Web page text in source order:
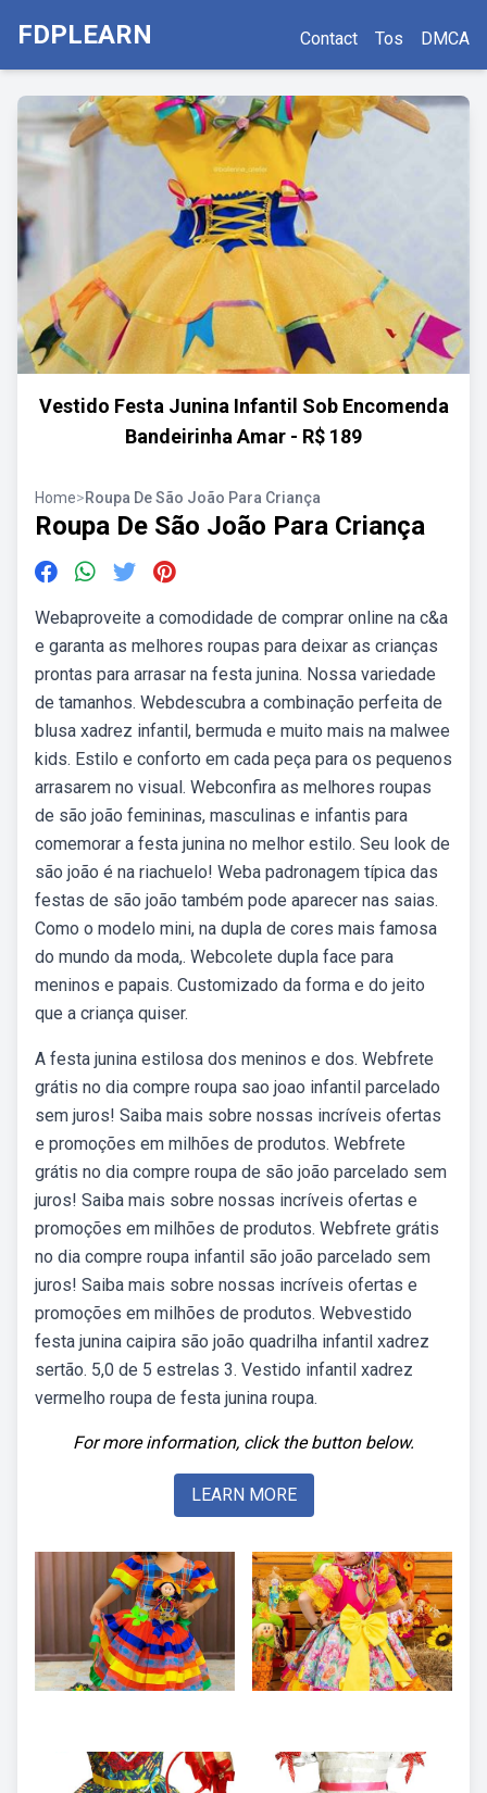
FDPLEARN Contact Tos DMCA
Vestido Festa Junina Infantil Sob Encomenda
Bandeirinha Amar - R$ 189
Home>Roupa De São João Para Criança
Roupa De São João Para Criança
Webaproveite a comodidade de comprar online na c&a
e garanta as melhores roupas para deixar as crianças
prontas para arrasar na festa junina. Nossa variedade
de tamanhos. Webdescubra a combinação perfeita de
blusa xadrez infantil, bermuda e muito mais na malwee
kids. Estilo e conforto em cada peça para os pequenos
arrasarem no visual. Webconfira as melhores roupas
de são joão femininas, masculinas e infantis para
comemorar a festa junina no melhor estilo. Seu look de
são joão é na riachuelo! Weba padronagem típica das
festas de são joão também pode aparecer nas saias.
Como o modelo mini, na dupla de cores mais famosa
do mundo da moda,. Webcolete dupla face para
meninos e papais. Customizado da forma e do jeito
que a criança quiser.
A festa junina estilosa dos meninos e dos. Webfrete
grátis no dia compre roupa sao joao infantil parcelado
sem juros! Saiba mais sobre nossas incríveis ofertas
e promoções em milhões de produtos. Webfrete
grátis no dia compre roupa de são joão parcelado sem
juros! Saiba mais sobre nossas incríveis ofertas e
promoções em milhões de produtos. Webfrete grátis
no dia compre roupa infantil são joão parcelado sem
juros! Saiba mais sobre nossas incríveis ofertas e
promoções em milhões de produtos. Webvestido
festa junina caipira são joão quadrilha infantil xadrez
sertão. 5,0 de 5 estrelas 3. Vestido infantil xadrez
vermelho roupa de festa junina roupa.
For more information, click the button below.
LEARN MORE